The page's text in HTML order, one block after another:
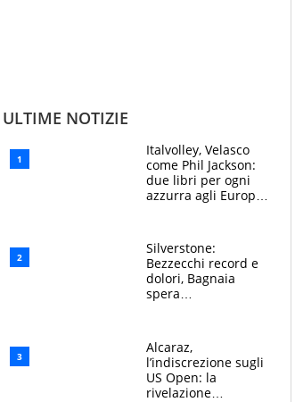
ULTIME NOTIZIE
Italvolley, Velasco
come Phil Jackson:
due libri per ogni
azzurra agli Europei.
Silverstone:
Bezzecchi record e
dolori, Bagnaia
spera
e vota Aprilia
Alcaraz,
l’indiscrezione sugli
US Open: la
rivelazione